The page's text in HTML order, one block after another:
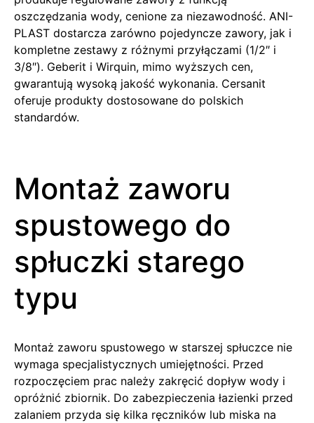
oszczędzania wody, cenione za niezawodność. ANI-
PLAST dostarcza zarówno pojedyncze zawory, jak i
kompletne zestawy z różnymi przyłączami (1/2″ i
3/8″). Geberit i Wirquin, mimo wyższych cen,
gwarantują wysoką jakość wykonania. Cersanit
oferuje produkty dostosowane do polskich
standardów.
Montaż zaworu
spustowego do
spłuczki starego
typu
Montaż zaworu spustowego w starszej spłuczce nie
wymaga specjalistycznych umiejętności. Przed
rozpoczęciem prac należy zakręcić dopływ wody i
opróżnić zbiornik. Do zabezpieczenia łazienki przed
zalaniem przyda się kilka ręczników lub miska na